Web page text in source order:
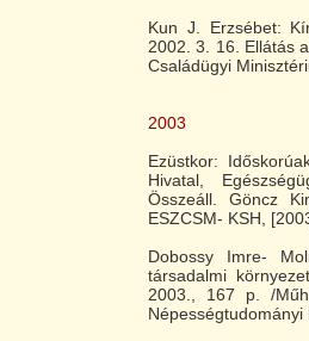
Kun J. Erzsébet:
2002. 3. 16. Ellátás
Családügyi
2003
Ezüstkor:
Hivatal,
Összeáll. Göncz
ESZCSM- KSH,
Dobossy Imre-
társadalmi
2003., 167 p. /